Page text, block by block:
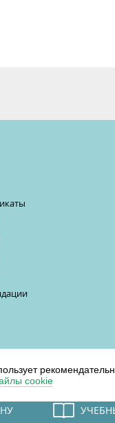
cookie